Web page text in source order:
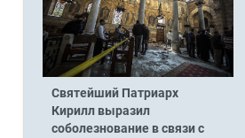
Святейший Патриарх
Кирилл выразил
соболезнование в связи с